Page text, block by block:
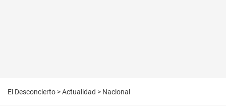
El Desconcierto >Actualidad > Nacional